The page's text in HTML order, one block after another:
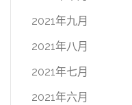
2021年九月
2021年八月
2021年七月
2021年六月